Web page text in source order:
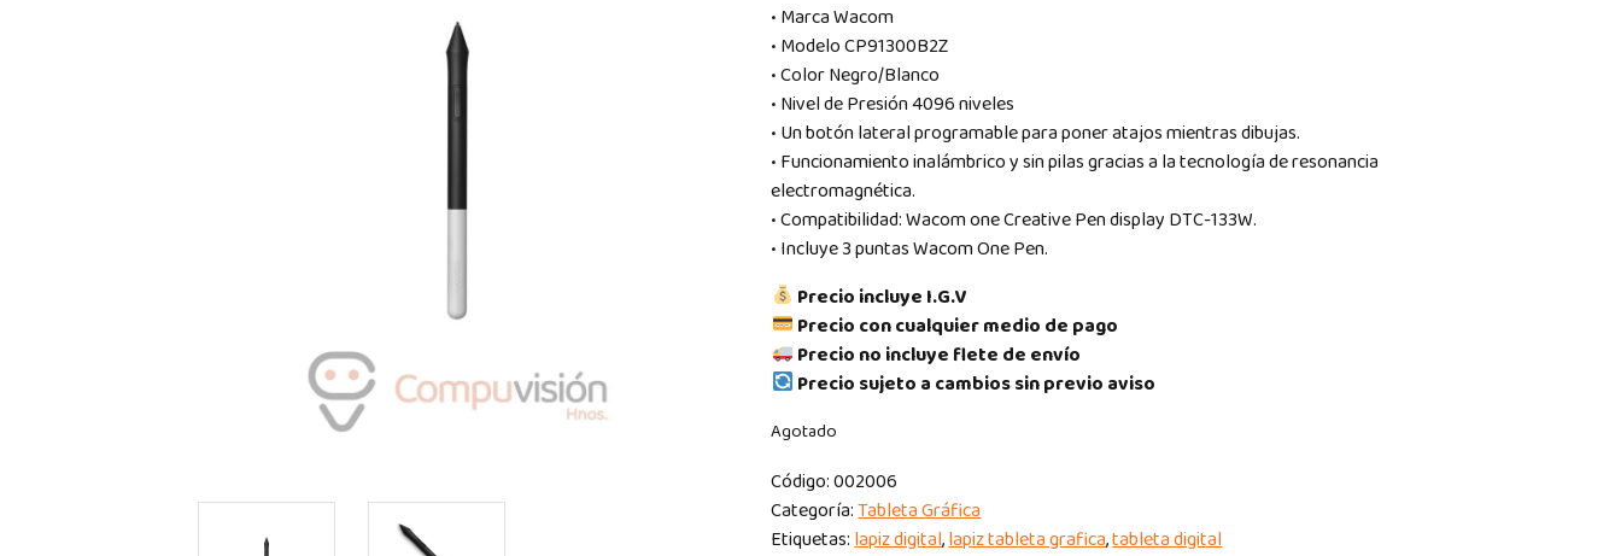
• Marca Wacom
• Modelo CP91300B2Z
• Color Negro/Blanco
• Nivel de Presión 4096 niveles
• Un botón lateral programable para poner atajos mientras dibujas.
• Funcionamiento inalámbrico y sin pilas gracias a la tecnología de resonancia
electromagnética.
• Compatibilidad: Wacom one Creative Pen display DTC-133W.
• Incluye 3 puntas Wacom One Pen.
Precio incluye I.G.V
Precio con cualquier medio de pago
Precio no incluye flete de envío
Precio sujeto a cambios sin previo aviso
Agotado
Código:002006
Categoría:Tableta Gráfica
Etiquetas:lapiz digital,lapiz tableta grafica,tableta digital